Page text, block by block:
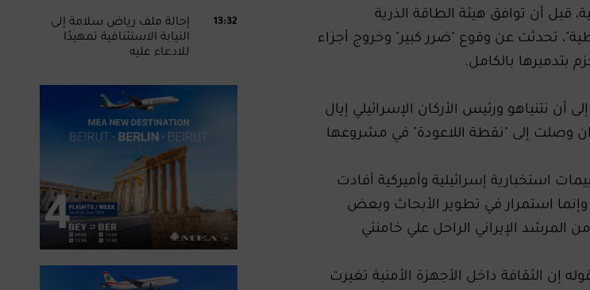
قبل أن توافق هيئة الطاقة الذرية
تحدثت عن وقوع "ضرر كبير" وخروج أجزاء
بتدميرها بالكامل.
أن نتنياهو ورئيس الأركان الإسرائيلي إيال
وصلت إلى "نقطة اللاعودة" في مشروعها
استخبارية إسرائيلية وأميركية أفادت
وإنما استمرار في تطوير الأبحاث وبعض
الإيراني الراحل علي خامنئي
إن الثقافة داخل الأجهزة الأمنية تغيرت
13:32
إحالة ملف رياض سلامة إلى
النيابة الاستئنافية تمهيدًا
للادعاء عليه